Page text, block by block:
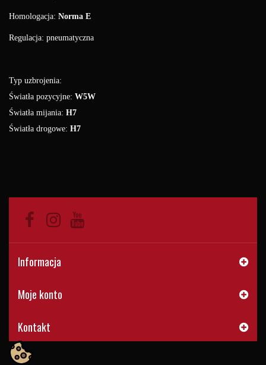
Homologacja: Norma E
Regulacja: pneumatyczna
Typ uzbrojenia:
Światła pozycyjne: W5W
Światła mijania: H7
Światła drogowe: H7
Informacja
Moje konto
Kontakt